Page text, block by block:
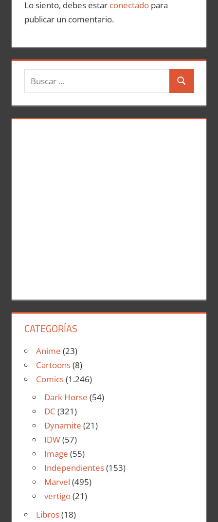
Lo siento, debes estar conectadopara
publicar un comentario.
u
s
c
s
CATEGORÍAS
Anime (23)
Cartoons(8)
Comics(1.246)
Dark Horse (54)
DC (321)
Dynamite (21)
IDW(57)
Image (55)
Independientes(153)
Marvel (495)
vertigo(21)
Libros(18)